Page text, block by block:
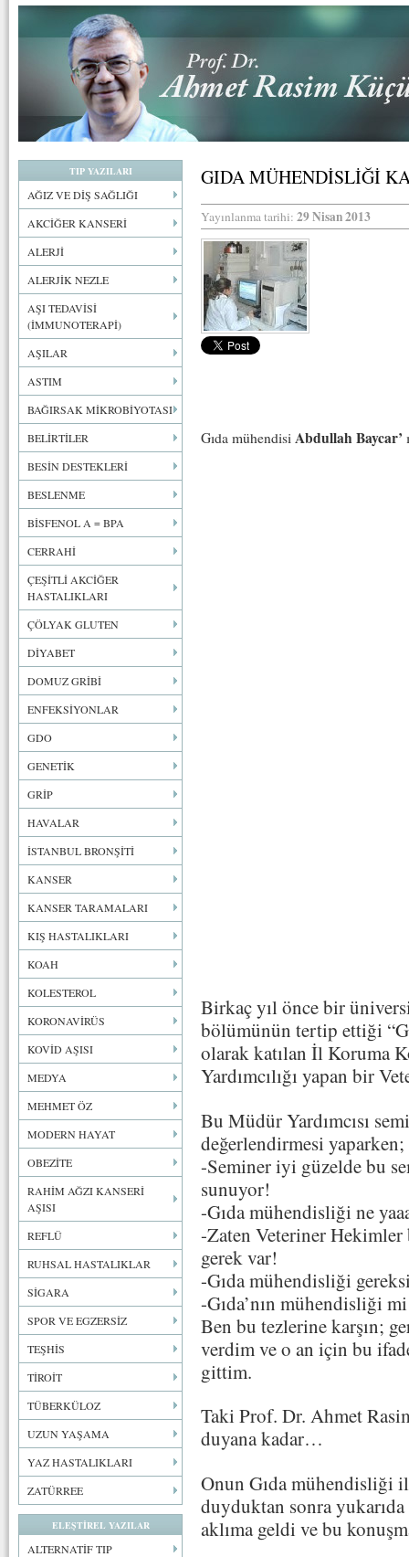
TIP YAZILARI
AĞIZ VE DİŞ SAĞLIĞI
AKCİĞER KANSERİ
ALERJİ
ALERJİK NEZLE
AŞI TEDAVİSİ
(İMMUNOTERAPİ)
AŞILAR
ASTIM
BAĞIRSAK MİKROBİYOTASI
BELİRTİLER
BESİN DESTEKLERİ
BESLENME
BİSFENOL A = BPA
CERRAHİ
ÇEŞİTLİ AKCİĞER
HASTALIKLARI
ÇÖLYAK GLUTEN
DİYABET
DOMUZ GRİBİ
ENFEKSİYONLAR
GDO
GENETİK
GRİP
HAVALAR
İSTANBUL BRONŞİTİ
KANSER
KANSER TARAMALARI
KIŞ HASTALIKLARI
KOAH
KOLESTEROL
KORONAVİRÜS
KOVİD AŞISI
MEDYA
MEHMET ÖZ
MODERN HAYAT
OBEZİTE
RAHİM AĞZI KANSERİ
AŞISI
REFLÜ
RUHSAL HASTALIKLAR
SİGARA
SPOR VE EGZERSİZ
TEŞHİS
TİROİT
TÜBERKÜLOZ
UZUN YAŞAMA
YAZ HASTALIKLARI
ZATÜRREE
ELEŞTİREL YAZILAR
ALTERNATİF TIP
GIDA MÜHENDİSLİĞİ
Yayınlanma tarihi: 29 Nisan 2013
Gıda mühendisi Abdullah Baycar’
Birkaç yıl önce bir
bölümünün tertip ettiği
olarak katılan İl Koruma
Yardımcılığı yapan bir
Bu Müdür Yardımcısı
değerlendirmesi yaparken;
-Seminer iyi güzelde bu
sunuyor!
-Gıda mühendisliği ne
-Zaten Veteriner
gerek var!
-Gıda mühendisliği
-Gıda’nın mühendisliği
Ben bu tezlerine karşın;
verdim ve o an için bu
gittim.
Taki Prof. Dr. Ahmet
duyana kadar…
Onun Gıda mühendisliği
duyduktan sonra
aklıma geldi ve bu